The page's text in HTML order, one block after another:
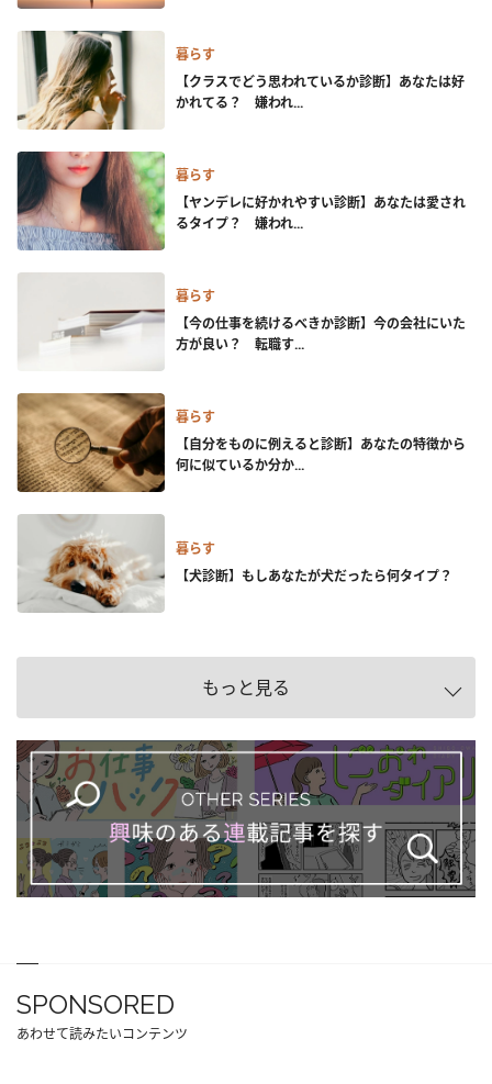
暮らす
【クラスでどう思われているか診断】あなたは好
かれてる？ 嫌われ...
暮らす
【ヤンデレに好かれやすい診断】あなたは愛され
るタイプ？ 嫌われ...
暮らす
【今の仕事を続けるべきか診断】今の会社にいた
方が良い？ 転職す...
暮らす
【自分をものに例えると診断】あなたの特徴から
何に似ているか分か...
暮らす
【犬診断】もしあなたが犬だったら何タイプ？
もっと見る
SPONSORED
あわせて読みたいコンテンツ